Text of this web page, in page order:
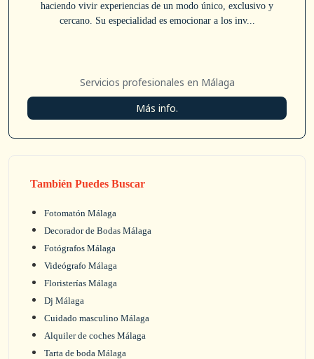
haciendo vivir experiencias de un modo único, exclusivo y
cercano. Su especialidad es emocionar a los inv...
Servicios profesionales en Málaga
Más info.
También Puedes Buscar
Fotomatón Málaga
Decorador de Bodas Málaga
Fotógrafos Málaga
Videógrafo Málaga
Floristerías Málaga
Dj Málaga
Cuidado masculino Málaga
Alquiler de coches Málaga
Tarta de boda Málaga